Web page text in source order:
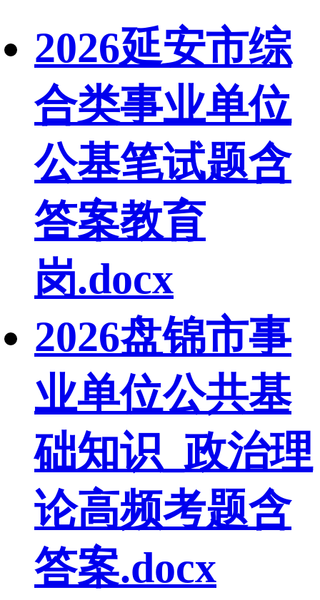
2026延安市综
合类事业单位
公基笔试题含
答案教育
岗.docx
2026盘锦市事
业单位公共基
础知识_政治理
论高频考题含
答案.docx